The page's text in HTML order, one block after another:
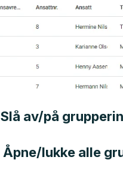
Slå av/på
Åpne/lukke alle